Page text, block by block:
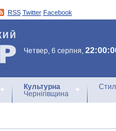
RSS Twitter Facebook
Четвер, 6 серпня,
Культурна
Чернігівщина